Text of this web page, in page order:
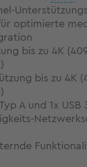
optimierte
bis zu 4K
bis zu 4K
A und 1x USB